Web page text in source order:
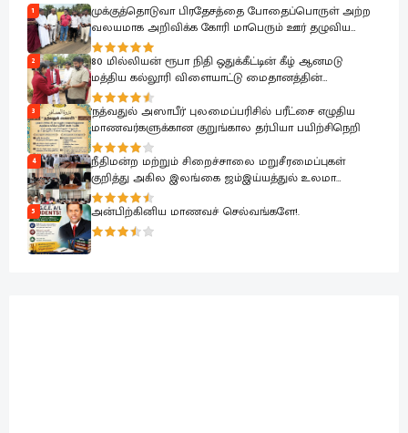
1
முக்குத்தொடுவா பிரதேசத்தை போதைப்பொருள் அற்ற
வலயமாக அறிவிக்க கோரி மாபெரும் ஊர் தழுவிய
எதிர்ப்பு ஆர்பாட்டம்.
2
80 மில்லியன் ரூபா நிதி ஒதுக்கீட்டின் கீழ் ஆனமடு
மத்திய கல்லூரி விளையாட்டு மைதானத்தின்
அபிவிருத்தி பணிகள் ஆரம்பம்.
3
'நத்வதுல் அஸாபீர்' புலமைப்பரிசில் பரீட்சை எழுதிய
மாணவர்களுக்கான குறுங்கால தர்பியா பயிற்சிநெறி
4
நீதிமன்ற மற்றும் சிறைச்சாலை மறுசீரமைப்புகள்
குறித்து அகில இலங்கை ஜம்இய்யத்துல் உலமா
சபைக்கு தெளிவுபடுத்தும் நிகழ்வு
5 அன்பிற்கினிய மாணவச் செல்வங்களே!.